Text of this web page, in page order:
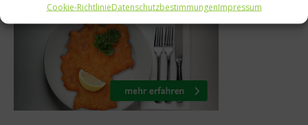
Cookie-RichtlinieDatenschutzbestimmungenImpressum